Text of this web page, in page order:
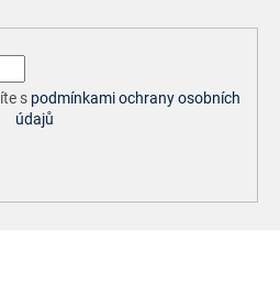
v
i
s
u
s podmínkami ochrany osobních
údajů